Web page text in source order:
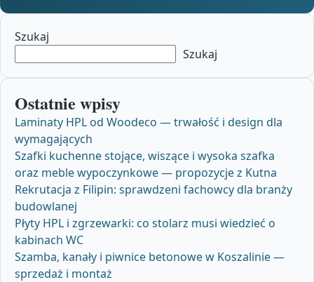
Szukaj
Szukaj
Ostatnie wpisy
Laminaty HPL od Woodeco — trwałość i design dla
wymagających
Szafki kuchenne stojące, wiszące i wysoka szafka
oraz meble wypoczynkowe — propozycje z Kutna
Rekrutacja z Filipin: sprawdzeni fachowcy dla branży
budowlanej
Płyty HPL i zgrzewarki: co stolarz musi wiedzieć o
kabinach WC
Szamba, kanały i piwnice betonowe w Koszalinie —
sprzedaż i montaż